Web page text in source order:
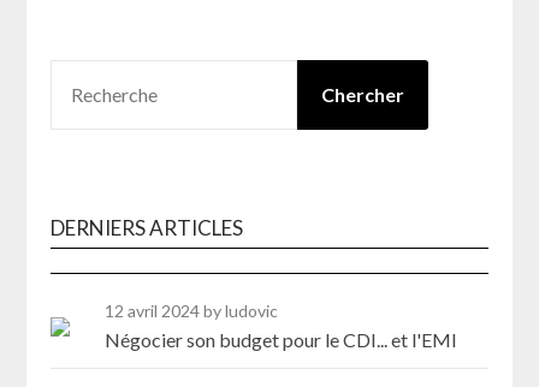
Chercher
DERNIERS ARTICLES
12 avril 2024by ludovic
Négocier son budget pour le CDI... et l'EMI